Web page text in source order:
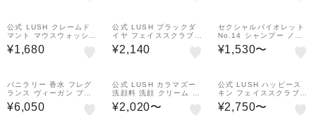
公式 LUSH クレームド
マント マウスウォッシュ
タブレット型 デンタルケ
ア 携帯用 ミント 口臭対
¥1,680
公式 LUSH ブラックダ
イヤ フェイススクラブ
洗顔スクラブ 毛穴 黒ず
み 炭 泥 角質 自然派 ヴ
¥2,140
セクシャルバイオレット
No.14 シャンプー ノン
シリコン ヴィーガン ボ
リューム ツヤ 乾燥 潤い
¥1,530〜
バニラリー 香水 フレグ
ランス ヴィーガン プレ
ゼント向け バニラ ジャ
スミン トンカ 甘い香り
¥6,050
公式 LUSH カラマズー
洗顔料 洗顔 クリーム パ
イナップル 酵素 皮脂 角
質 ケア アーモンドオイ
¥2,020〜
公式 LUSH ハッピース
キン フェイススクラブ A
HA酵素 毛穴ケア 角質
くすみ ヴィーガン 保湿
¥2,750〜